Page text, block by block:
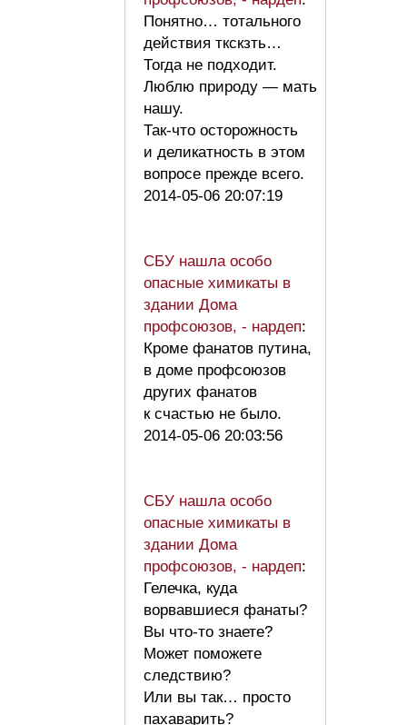
Понятно… тотального
действия ткскзть…
Тогда не подходит.
Люблю природу — мать
нашу.
Так-что осторожность
и деликатность в этом
вопросе прежде всего.
2014-05-06 20:07:19
СБУ нашла особо
опасные химикаты в
здании Дома
профсоюзов, - нардеп:
Кроме фанатов путина,
в доме профсоюзов
других фанатов
к счастью не было.
2014-05-06 20:03:56
СБУ нашла особо
опасные химикаты в
здании Дома
профсоюзов, - нардеп:
Гелечка, куда
ворвавшиеся фанаты?
Вы что-то знаете?
Может поможете
следствию?
Или вы так… просто
пахаварить?